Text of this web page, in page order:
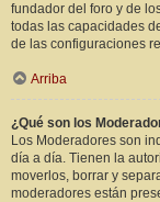
fundador del foro y de
todas las capacidades
de las configuraciones
Arriba
¿Qué son los
Los Moderadores son
día a día. Tienen la
moverlos, borrar y
moderadores están